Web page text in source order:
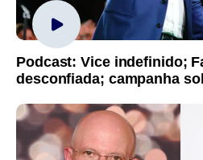
Podcast: Vice indefinido;
desconfiada; campanha